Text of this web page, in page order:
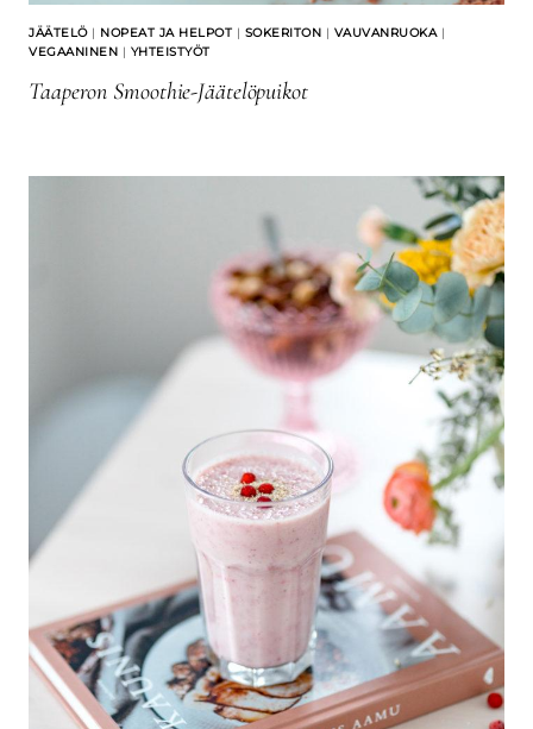
JÄÄTELÖ| NOPEAT JA HELPOT | SOKERITON | VAUVANRUOKA|
VEGAANINEN | YHTEISTYÖT
Taaperon Smoothie-Jäätelöpuikot